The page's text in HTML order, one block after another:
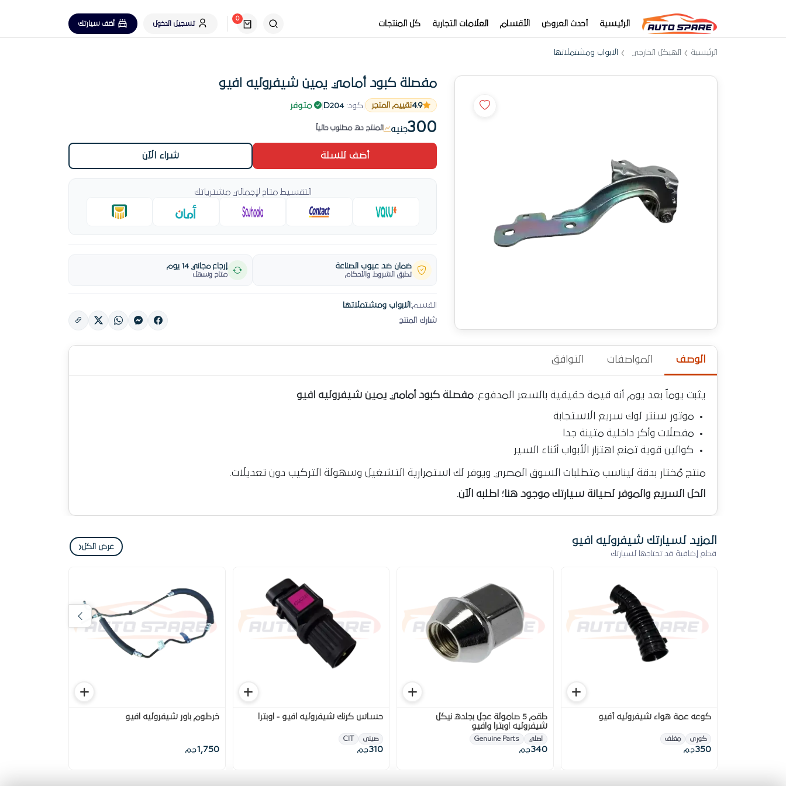
الرئيسية أحدث العروض الأقسام العلامات التجارية كل المنتجات
0
تسجيل الدخول
أضف سيارتك
الرئيسية الهيكل الخارجي الابواب ومشتملاتها
مفصلة كبود أمامي يمين شيفروليه افيو
4.9تقييم المتجر كود:D204 متوفر
300جنيه
منتج موثوق من أوتو سبير
المنتج ده مطلوب حالياً
منتج مختار في الابواب ومشتملاتها
اطلب قبل ما تخلص
أضف للسلة شراء الآن
التقسيط متاح لإجمالي مشترياتك
ضمان ضد عيوب الصناعة
تطبق الشروط والأحكام
إرجاع مجاني 14 يوم
متاح وسهل
القسم: الابواب ومشتملاتها
شارك المنتج
الوصف المواصفات التوافق
يثبت يوماً بعد يوم أنه قيمة حقيقية بالسعر المدفوع:مفصلة كبود أمامي يمين شيفروليه افيو
موتور سنتر لوك سريع الاستجابة
مفصلات وأكر داخلية متينة جدا
كوالين قوية تمنع اهتزاز الأبواب أثناء السير
منتج مُختار بدقة ليناسب متطلبات السوق المصري ويوفر لك استمرارية التشغيل وسهولة التركيب دون تعديلات.
الحل السريع والموفر لصيانة سيارتك موجود هنا؛ اطلبه الآن.
المزيد لسيارتك شيفروليه افيو
قطع إضافية قد تحتاجها لسيارتك
عرض الكل‹
كوعه عمة هواء شيفروليه أفيو
كورى مغلف
350ج.م
طقم 5 صامولة عجل بجلده نيكل
شيفروليه اوبترا وافيو
اصلي Genuine Parts
340 ج.م
حساس كرنك شيفروليه افيو - اوبترا
صينى CIT
310ج.م
خرطوم باور شيفروليه افيو
1,750 ج.م